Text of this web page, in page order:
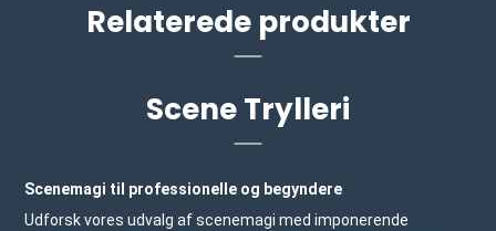
Relaterede produkter
Scene Trylleri
Scenemagi til professionelle og begyndere
Udforsk vores udvalg af scenemagi med imponerende